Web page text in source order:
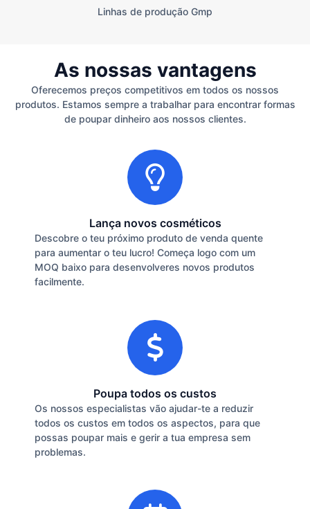
Linhas de produção Gmp
As nossas vantagens
Oferecemos preços competitivos em todos os nossos
produtos. Estamos sempre a trabalhar para encontrar formas
de poupar dinheiro aos nossos clientes.
Lança novos cosméticos
Descobre o teu próximo produto de venda quente
para aumentar o teu lucro! Começa logo com um
MOQ baixo para desenvolveres novos produtos
facilmente.
Poupa todos os custos
Os nossos especialistas vão ajudar-te a reduzir
todos os custos em todos os aspectos, para que
possas poupar mais e gerir a tua empresa sem
problemas.